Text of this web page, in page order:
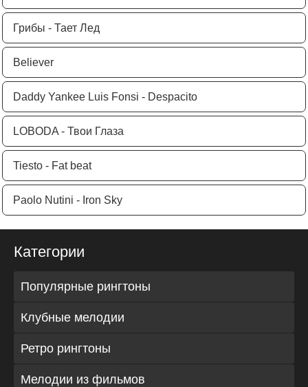
Грибы - Тает Лед
Believer
Daddy Yankee Luis Fonsi - Despacito
LOBODA - Твои Глаза
Tiesto - Fat beat
Paolo Nutini - Iron Sky
Категории
Популярные рингтоны
Клубные мелодии
Ретро рингтоны
Мелодии из фильмов